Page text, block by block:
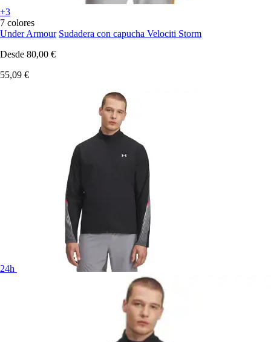
+3
7 colores
Under Armour Sudadera con capucha Velociti Storm
Desde 80,00 €
55,09 €
24h